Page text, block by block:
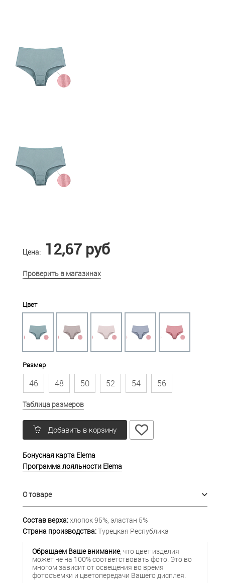
Цена: 12,67 руб
Проверить в магазинах
Цвет
Размер
46 48 50 52 54 56
Таблица размеров
Добавить в корзину
Бонусная карта Elema
Программа лояльности Elema
О товаре
Состав верха:хлопок 95%, эластан 5%
Страна производства:Турецкая Республика
Обращаем Ваше внимание, что цвет изделия
может не на 100% соответствовать фото. Это во
многом зависит от освещения во время
фотосъемки и цветопередачи Вашего дисплея.